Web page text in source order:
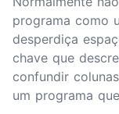
programa como
desperdiça
chave que
confundir
um programa